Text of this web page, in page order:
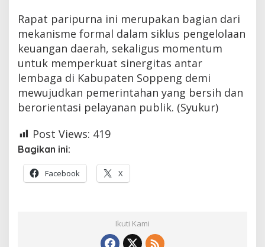
Rapat paripurna ini merupakan bagian dari
mekanisme formal dalam siklus pengelolaan
keuangan daerah, sekaligus momentum
untuk memperkuat sinergitas antar
lembaga di Kabupaten Soppeng demi
mewujudkan pemerintahan yang bersih dan
berorientasi pelayanan publik. (Syukur)
Post Views: 419
Bagikan ini:
Facebook X
Ikuti Kami